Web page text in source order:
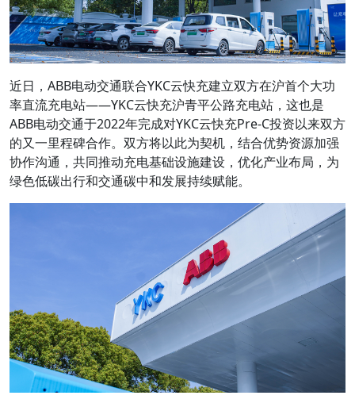
近日，ABB电动交通联合YKC云快充建立双方在沪首个大功
率直流充电站——YKC云快充沪青平公路充电站，这也是
ABB电动交通于2022年完成对YKC云快充Pre-C投资以来双方
的又一里程碑合作。双方将以此为契机，结合优势资源加强
协作沟通，共同推动充电基础设施建设，优化产业布局，为
绿色低碳出行和交通碳中和发展持续赋能。